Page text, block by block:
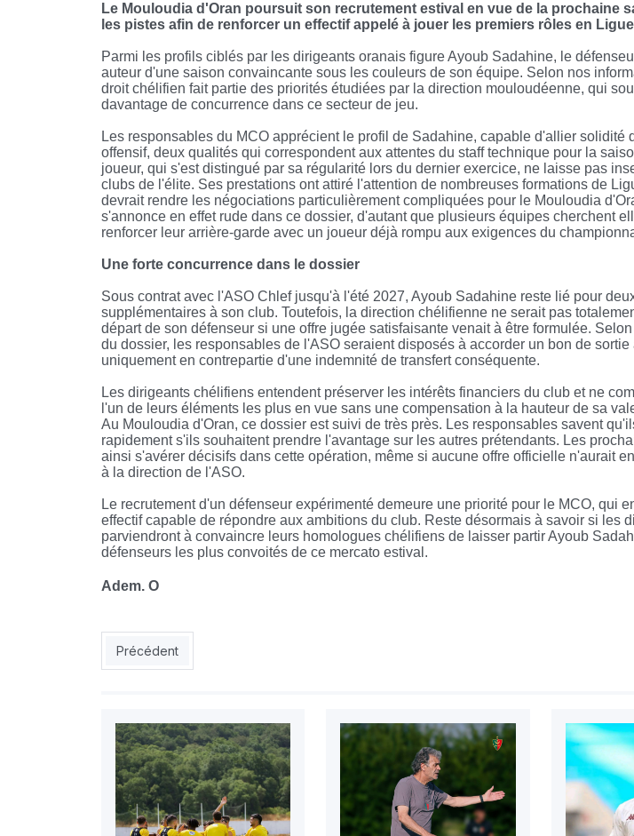
Le Mouloudia d'Oran poursuit son recrutement estival en vue de la prochaine
les pistes afin de renforcer un effectif appelé à jouer les premiers rôles en
Parmi les profils ciblés par les dirigeants oranais figure Ayoub Sadahine, le
auteur d'une saison convaincante sous les couleurs de son équipe. Selon nos
droit chélifien fait partie des priorités étudiées par la direction mouloudéenne, qui
davantage de concurrence dans ce secteur de jeu.
Les responsables du MCO apprécient le profil de Sadahine, capable d'allier solidité
offensif, deux qualités qui correspondent aux attentes du staff technique pour la
joueur, qui s'est distingué par sa régularité lors du dernier exercice, ne laisse pas
clubs de l'élite. Ses prestations ont attiré l'attention de nombreuses formations de
devrait rendre les négociations particulièrement compliquées pour le Mouloudia
s'annonce en effet rude dans ce dossier, d'autant que plusieurs équipes cherchent
renforcer leur arrière-garde avec un joueur déjà rompu aux exigences du
Une forte concurrence dans le dossier
Sous contrat avec l'ASO Chlef jusqu'à l'été 2027, Ayoub Sadahine reste lié pour
supplémentaires à son club. Toutefois, la direction chélifienne ne serait pas
départ de son défenseur si une offre jugée satisfaisante venait à être formulée.
du dossier, les responsables de l'ASO seraient disposés à accorder un bon de sortie
uniquement en contrepartie d'une indemnité de transfert conséquente.
Les dirigeants chélifiens entendent préserver les intérêts financiers du club et ne
l'un de leurs éléments les plus en vue sans une compensation à la hauteur de sa
Au Mouloudia d'Oran, ce dossier est suivi de très près. Les responsables savent
rapidement s'ils souhaitent prendre l'avantage sur les autres prétendants. Les
ainsi s'avérer décisifs dans cette opération, même si aucune offre officielle n'aurait
à la direction de l'ASO.
Le recrutement d'un défenseur expérimenté demeure une priorité pour le MCO, qui
effectif capable de répondre aux ambitions du club. Reste désormais à savoir si les
parviendront à convaincre leurs homologues chélifiens de laisser partir Ayoub
défenseurs les plus convoités de ce mercato estival.
Adem. O
Article précédent : ESS : Bakir, nouvelle recrue de l’Entente
Précédent